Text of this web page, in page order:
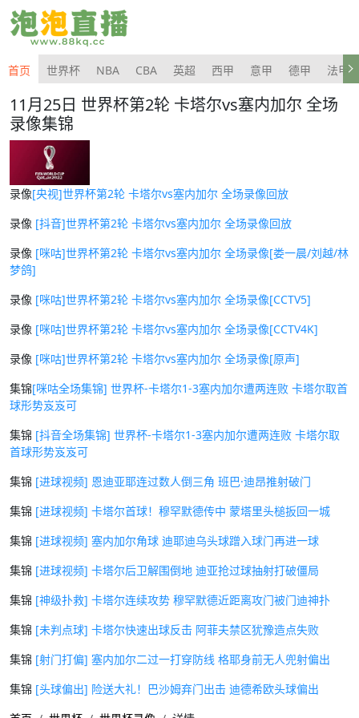
首页 世界杯 NBA CBA 英超 西甲 意甲 德甲 法甲
11月25日 世界杯第2轮 卡塔尔vs塞内加尔 全场
录像集锦
录像[央视]世界杯第2轮 卡塔尔vs塞内加尔 全场录像回放
录像 [抖音]世界杯第2轮 卡塔尔vs塞内加尔 全场录像回放
录像 [咪咕]世界杯第2轮 卡塔尔vs塞内加尔 全场录像[娄一晨/刘越/林
梦鸽]
录像 [咪咕]世界杯第2轮 卡塔尔vs塞内加尔 全场录像[CCTV5]
录像 [咪咕]世界杯第2轮 卡塔尔vs塞内加尔 全场录像[CCTV4K]
录像 [咪咕]世界杯第2轮 卡塔尔vs塞内加尔 全场录像[原声]
集锦[咪咕全场集锦] 世界杯-卡塔尔1-3塞内加尔遭两连败 卡塔尔取首
球形势岌岌可
集锦 [抖音全场集锦] 世界杯-卡塔尔1-3塞内加尔遭两连败 卡塔尔取
首球形势岌岌可
集锦 [进球视频] 恩迪亚耶连过数人倒三角 班巴·迪昂推射破门
集锦 [进球视频] 卡塔尔首球！穆罕默德传中 蒙塔里头槌扳回一城
集锦 [进球视频] 塞内加尔角球 迪耶迪乌头球蹭入球门再进一球
集锦 [进球视频] 卡塔尔后卫解围倒地 迪亚抢过球抽射打破僵局
集锦 [神级扑救] 卡塔尔连续攻势 穆罕默德近距离攻门被门迪神扑
集锦 [未判点球] 卡塔尔快速出球反击 阿菲夫禁区犹豫造点失败
集锦 [射门打偏] 塞内加尔二过一打穿防线 格耶身前无人兜射偏出
集锦 [头球偏出] 险送大礼！巴沙姆弃门出击 迪德希欧头球偏出